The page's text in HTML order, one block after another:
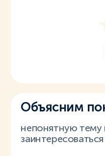
Объясним
непонятную